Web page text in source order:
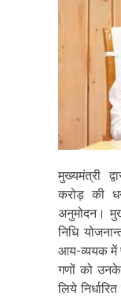
मुख्यमंत्री
करोड़ की
अनुमोदन।
निधि
आय-व्ययक में
गणों को उनके
लिये